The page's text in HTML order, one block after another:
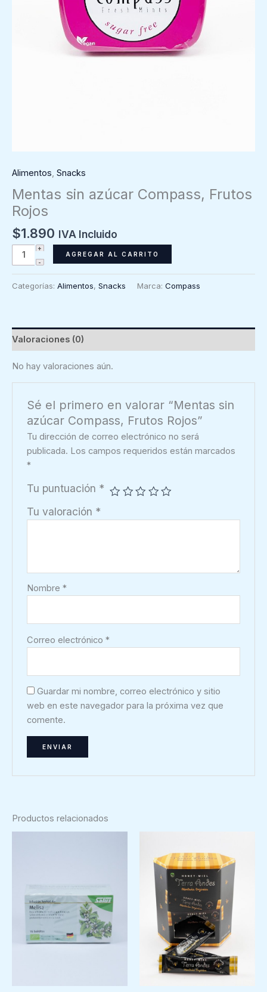
Alimentos, Snacks
Mentas sin azúcar Compass, Frutos
Rojos
$1.890 IVA Incluido
Mentas
sin
Compass,
cantidad
AGREGAR AL CARRITO
Categorías: Alimentos, Snacks Marca: Compass
Valoraciones (0)
No hay valoraciones aún.
Sé el primero en valorar “Mentas sin
azúcar Compass, Frutos Rojos”
Tu dirección de correo electrónico no será
publicada. Los campos requeridos están marcados
*
Tu puntuación *
Tu valoración *
Nombre*
Correo electrónico*
Guardar mi nombre, correo electrónico y sitio
web en este navegador para la próxima vez que
comente.
Productos relacionados